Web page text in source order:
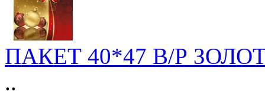
ПАКЕТ 40*47 В/Р
..